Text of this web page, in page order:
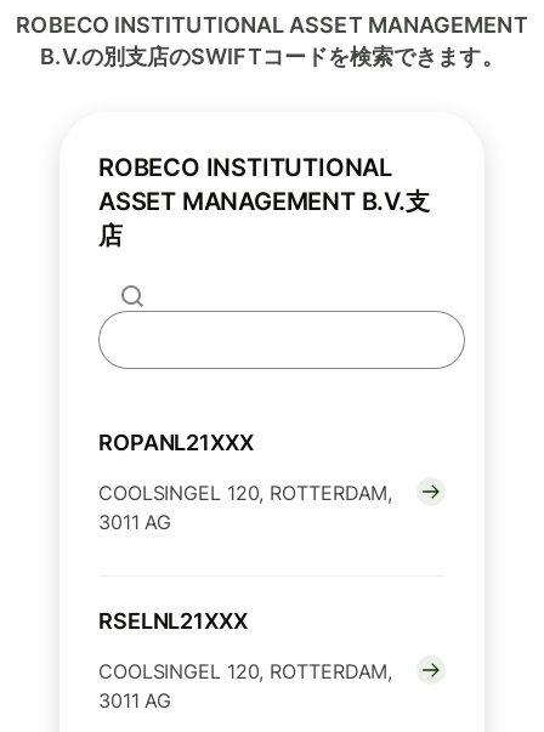
ROBECO INSTITUTIONAL ASSET MANAGEMENT
B.V.の別支店のSWIFTコードを検索できます。
ROBECO INSTITUTIONAL
ASSET MANAGEMENT B.V.支
店
ROPANL21XXX
COOLSINGEL 120, ROTTERDAM,
3011 AG
RSELNL21XXX
COOLSINGEL 120, ROTTERDAM,
3011 AG